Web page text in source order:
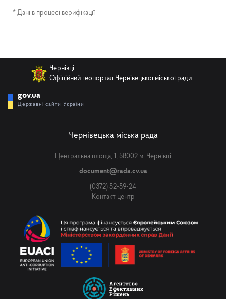
* Дані в процесі верифікації
Чернівці
Офіційний геопортал Чернівецької міської ради
gov.ua
Державні сайти України
Чернівецька міська рада
Центральна площа, 1, 58002 м. Чернівці
document@rada.cv.ua
(0372) 52-59-24
Контакт центр